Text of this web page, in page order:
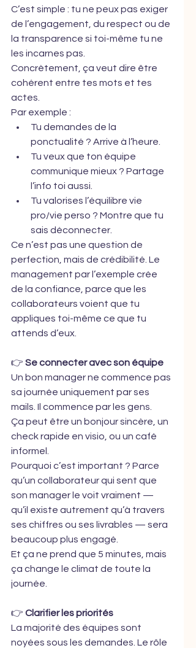
C’est simple : tu ne peux pas exiger
de l’engagement, du respect ou de
la transparence si toi-même tu ne
les incarnes pas.
Concrètement, ça veut dire être
cohérent entre tes mots et tes
actes.
Par exemple :
Tu demandes de la
ponctualité ? Arrive à l’heure.
Tu veux que ton équipe
communique mieux ? Partage
l’info toi aussi.
Tu valorises l’équilibre vie
pro/vie perso ? Montre que tu
sais déconnecter.
Ce n’est pas une question de
perfection, mais de crédibilité. Le
management par l’exemple crée
de la confiance, parce que les
collaborateurs voient que tu
appliques toi-même ce que tu
attends d’eux.
👉 Se connecter avec son équipe
Un bon manager ne commence pas
sa journée uniquement par ses
mails. Il commence par les gens.
Ça peut être un bonjour sincère, un
check rapide en visio, ou un café
informel.
Pourquoi c’est important ? Parce
qu’un collaborateur qui sent que
son manager le voit vraiment —
qu’il existe autrement qu’à travers
ses chiffres ou ses livrables — sera
beaucoup plus engagé.
Et ça ne prend que 5 minutes, mais
ça change le climat de toute la
journée.
👉 Clarifier les priorités
La majorité des équipes sont
noyées sous les demandes. Le rôle